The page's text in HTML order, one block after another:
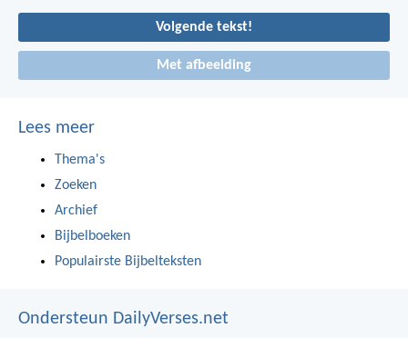
Volgende tekst!
Met afbeelding
Lees meer
Thema's
Zoeken
Archief
Bijbelboeken
Populairste Bijbelteksten
Ondersteun DailyVerses.net